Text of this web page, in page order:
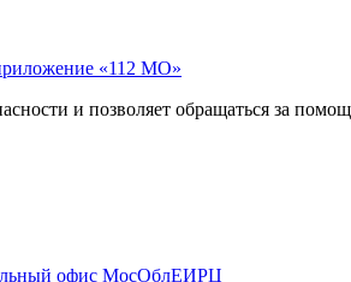
«112 МО»
и позволяет обращаться за
офис МосОблЕИРЦ